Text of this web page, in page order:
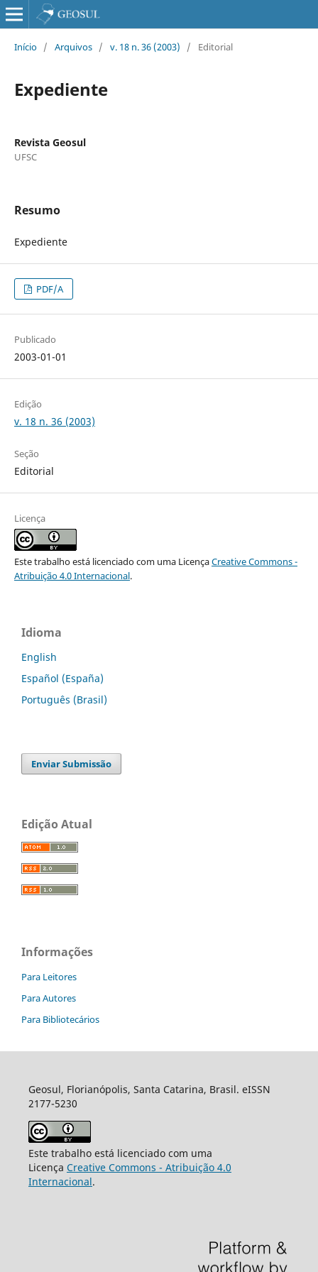
Início / Arquivos / v. 18 n. 36 (2003) / Editorial
Expediente
Revista Geosul
UFSC
Resumo
Expediente
PDF/A
Publicado
2003-01-01
Edição
v. 18 n. 36 (2003)
Seção
Editorial
Licença
Este trabalho está licenciado com uma LicençaCreative Commons -
Atribuição 4.0 Internacional.
Idioma
English
Español (España)
Português (Brasil)
Enviar Submissão
Edição Atual
Informações
Para Leitores
Para Autores
Para Bibliotecários
Geosul, Florianópolis, Santa Catarina, Brasil. eISSN
2177-5230
Este trabalho está licenciado com uma
Licença Creative Commons - Atribuição 4.0
Internacional.